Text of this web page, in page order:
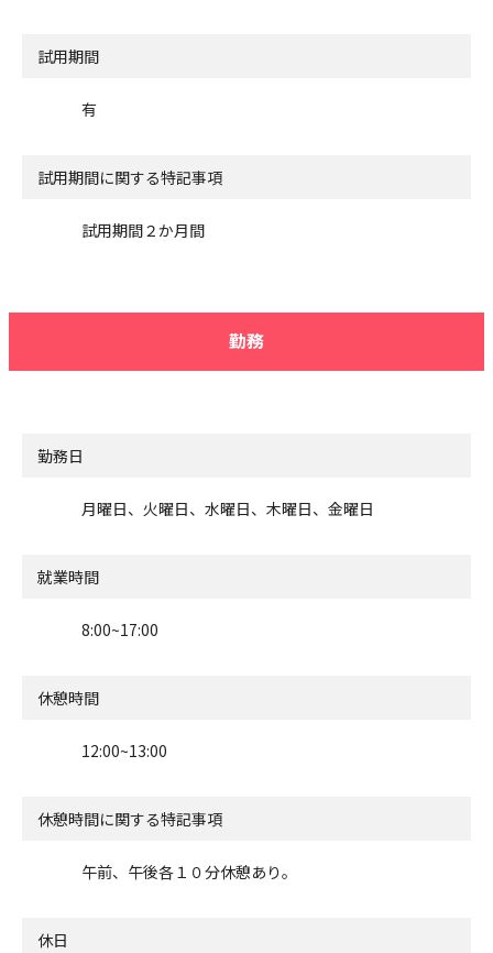
試用期間
有
試用期間に関する特記事項
試用期間２か月間
勤務
勤務日
月曜日、火曜日、水曜日、木曜日、金曜日
就業時間
8:00~17:00
休憩時間
12:00~13:00
休憩時間に関する特記事項
午前、午後各１０分休憩あり。
休日